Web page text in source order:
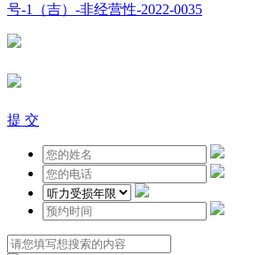
号-1
（吉）-非经营性-2022-0035
提 交